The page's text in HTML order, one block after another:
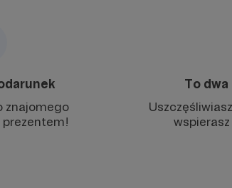
znajomego
To